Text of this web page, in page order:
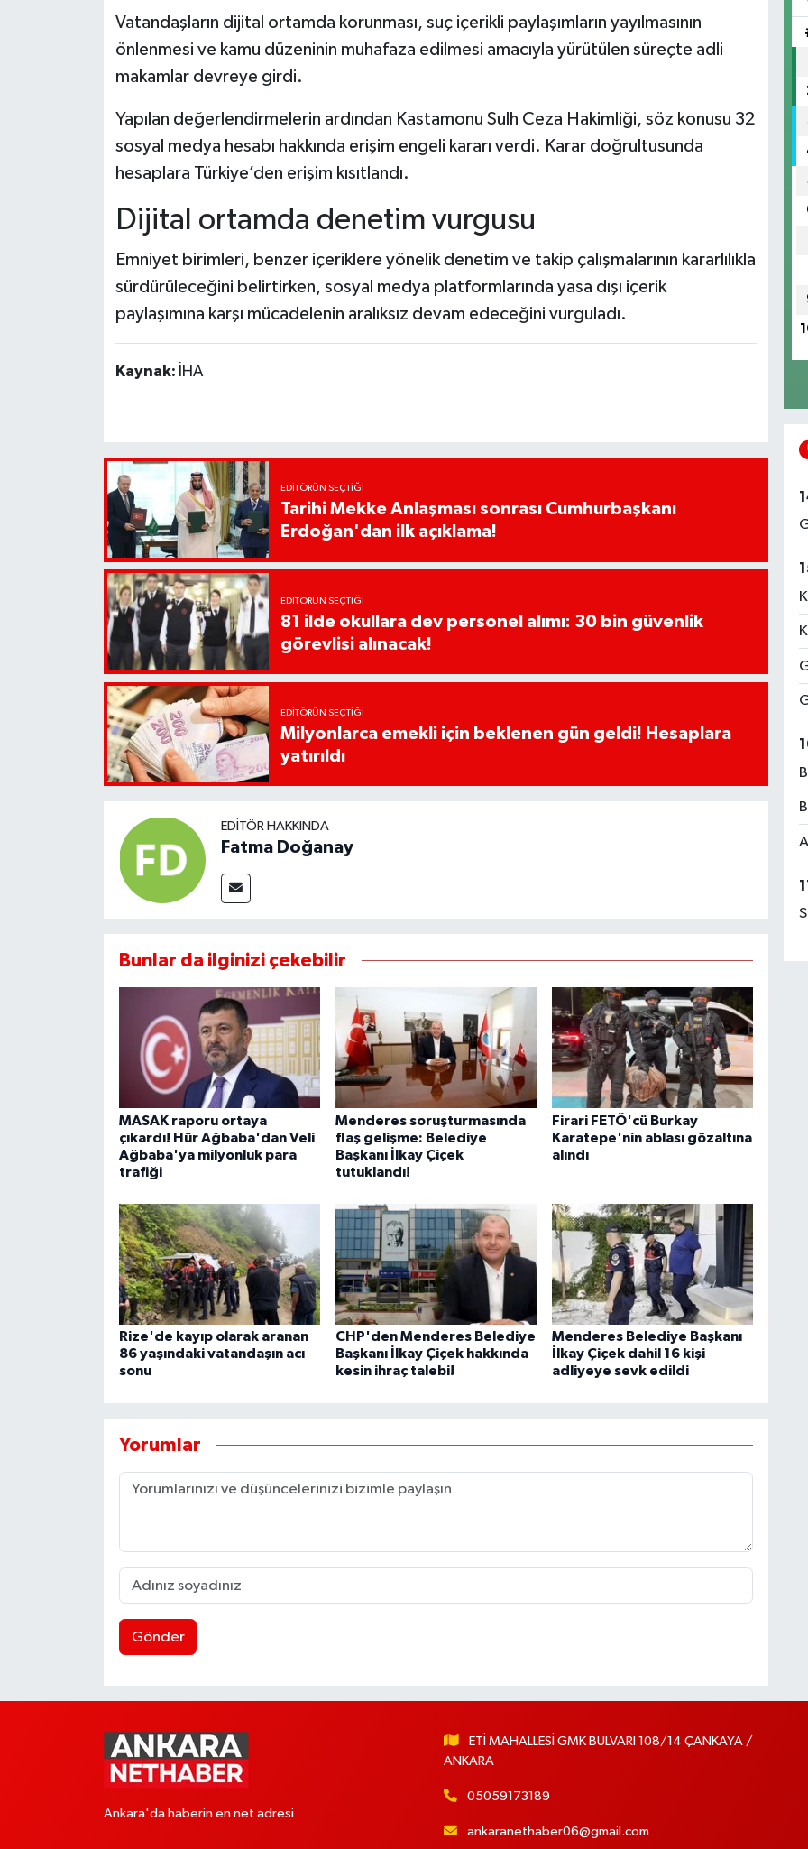
Vatandaşların dijital ortamda korunması, suç içerikli paylaşımların yayılmasının
önlenmesi ve kamu düzeninin muhafaza edilmesi amacıyla yürütülen süreçte adli
makamlar devreye girdi.
Yapılan değerlendirmelerin ardından Kastamonu Sulh Ceza Hakimliği, söz konusu 32
sosyal medya hesabı hakkında erişim engeli kararı verdi. Karar doğrultusunda
hesaplara Türkiye’den erişim kısıtlandı.
Dijital ortamda denetim vurgusu
Emniyet birimleri, benzer içeriklere yönelik denetim ve takip çalışmalarının kararlılıkla
sürdürüleceğini belirtirken, sosyal medya platformlarında yasa dışı içerik
paylaşımına karşı mücadelenin aralıksız devam edeceğini vurguladı.
Kaynak: İHA
EDITÖRÜN SEÇTIĞI
Tarihi Mekke Anlaşması sonrası Cumhurbaşkanı
Erdoğan'dan ilk açıklama!
EDITÖRÜN SEÇTIĞI
81 ilde okullara dev personel alımı: 30 bin güvenlik
görevlisi alınacak!
EDITÖRÜN SEÇTIĞI
Milyonlarca emekli için beklenen gün geldi! Hesaplara
yatırıldı
EDITÖR HAKKINDA
Fatma Doğanay
Bunlar da ilginizi çekebilir
MASAK raporu ortaya
çıkardı! Hür Ağbaba'dan Veli
Ağbaba'ya milyonluk para
trafiği
Menderes soruşturmasında
flaş gelişme: Belediye
Başkanı İlkay Çiçek
tutuklandı!
Firari FETÖ'cü Burkay
Karatepe'nin ablası gözaltına
alındı
Rize'de kayıp olarak aranan
86 yaşındaki vatandaşın acı
sonu
CHP'den Menderes Belediye
Başkanı İlkay Çiçek hakkında
kesin ihraç talebi!
Menderes Belediye Başkanı
İlkay Çiçek dahil 16 kişi
adliyeye sevk edildi
Yorumlar
Gönder
Ankara'da haberin en net adresi
ETİ MAHALLESİ GMK BULVARI 108/14 ÇANKAYA /
ANKARA
05059173189
ankaranethaber06@gmail.com